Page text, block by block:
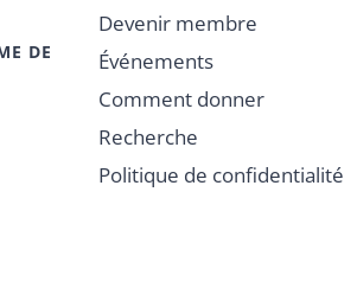
DE
Devenir membre
Événements
Comment donner
Recherche
Politique de confidentialité